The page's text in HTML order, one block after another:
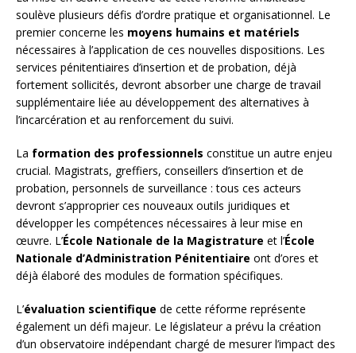
soulève plusieurs défis d’ordre pratique et organisationnel. Le
premier concerne les moyens humains et matériels
nécessaires à l’application de ces nouvelles dispositions. Les
services pénitentiaires d’insertion et de probation, déjà
fortement sollicités, devront absorber une charge de travail
supplémentaire liée au développement des alternatives à
l’incarcération et au renforcement du suivi.
La formation des professionnels constitue un autre enjeu
crucial. Magistrats, greffiers, conseillers d’insertion et de
probation, personnels de surveillance : tous ces acteurs
devront s’approprier ces nouveaux outils juridiques et
développer les compétences nécessaires à leur mise en
œuvre. L’École Nationale de la Magistrature et l’École
Nationale d’Administration Pénitentiaire ont d’ores et
déjà élaboré des modules de formation spécifiques.
L’évaluation scientifique de cette réforme représente
également un défi majeur. Le législateur a prévu la création
d’un observatoire indépendant chargé de mesurer l’impact des